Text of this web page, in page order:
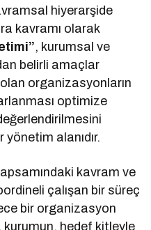
hiyerarşide
kavramı olarak
, kurumsal ve
belirli amaçlar
organizasyonların
optimize
alanıdır.
kavram ve
çalışan bir süreç
bir organizasyon
kurumun, hedef kitleyle